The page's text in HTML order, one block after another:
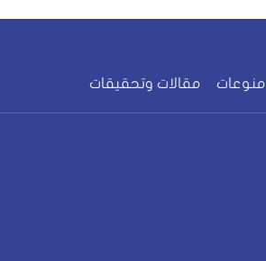
منوعات مقالات وتحقيقات